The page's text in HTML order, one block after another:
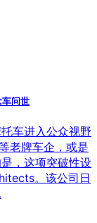
问世
车进入公众视野
老牌车企，或是
，这项突破性设
。该公司日